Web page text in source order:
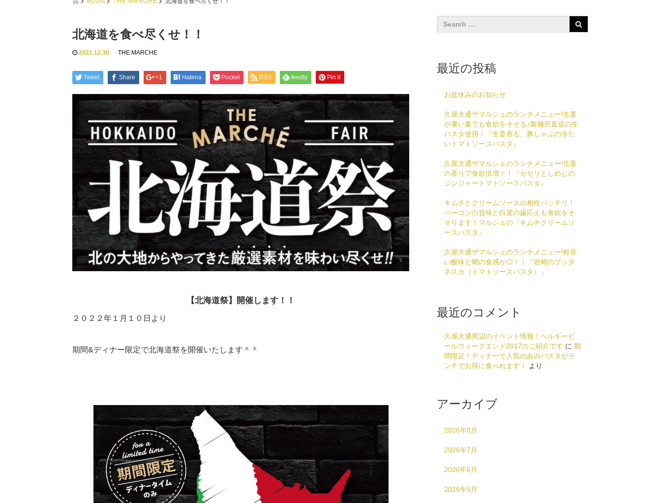
北海道を食べ尽くせ！！
2021.12.30 THE MARCHE
Tweet Share +1 Hatena Pocket RSS feedly Pin it
【北海道祭】開催します！！
２０２２年１月１０日より
期間&ディナー限定で北海道祭を開催いたします＾＾
最近の投稿
お盆休みのお知らせ
久屋大通ザマルシェのランチメニュー!生姜
が暑い夏でも食欲をそそる♪製麺所直送の生
パスタ使用！『生姜香る、豚しゃぶの冷た
いトマトソースパスタ』
久屋大通ザマルシェのランチメニュー!生姜
の香りで食欲倍増！！『セセリとしめじの
ジンジャートマトソースパスタ』
キムチとクリームソースの相性バッチリ！
ベーコンの旨味と白菜の歯応えも食欲をそ
そります！マルシェの『キムチクリームソ
ースパスタ』
久屋大通ザマルシェのランチメニュー!程良
い酸味と蛸の食感が◎！！『岩蛸のプッタ
ネスカ（トマトソースパスタ）』
最近のコメント
久屋大通周辺のイベント情報！ベルギービ
ールウィークエンド2017のご紹介です に期
間限定！ディナーで人気のあのパスタがラ
ンチでお得に食べれます！
より
アーカイブ
2026年8月
2026年7月
2026年6月
2026年5月